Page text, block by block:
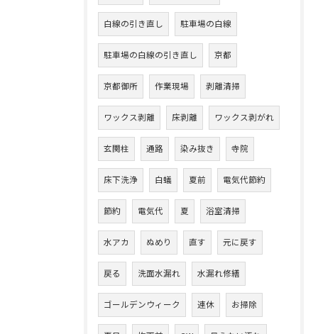
白線の引き直し 駐車場の白線
駐車場の白線の引き直し 京都
京都御所 作業現場 剥離清掃
ワックス剥離 床剥離 ワックス剥がれ
玄関柱 通路 染み抜き 寺院
床下洗浄 白蟻 夏前 電気代節約
節約 電気代 夏 浴室清掃
水アカ ぬめり 直す 元に戻す
戻る 洗面水漏れ 水漏れ修繕
ゴールデンウィーク 連休 お掃除